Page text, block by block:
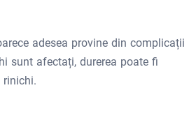
adesea provine din complicații
sunt afectați, durerea poate fi
rinichi.